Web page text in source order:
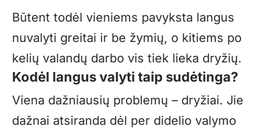
Būtent todėl vieniems pavyksta langus
nuvalyti greitai ir be žymių, o kitiems po
kelių valandų darbo vis tiek lieka dryžių.
Kodėl langus valyti taip sudėtinga?
Viena dažniausių problemų – dryžiai. Jie
dažnai atsiranda dėl per didelio valymo